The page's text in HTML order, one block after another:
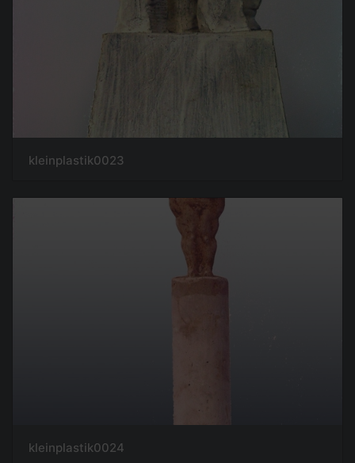
kleinplastik0023
kleinplastik0024